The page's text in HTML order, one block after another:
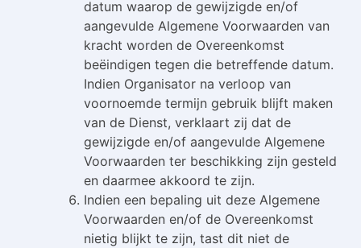
datum waarop de gewijzigde en/of
aangevulde Algemene Voorwaarden van
kracht worden de Overeenkomst
beëindigen tegen die betreffende datum.
Indien Organisator na verloop van
voornoemde termijn gebruik blijft maken
van de Dienst, verklaart zij dat de
gewijzigde en/of aangevulde Algemene
Voorwaarden ter beschikking zijn gesteld
en daarmee akkoord te zijn.
Indien een bepaling uit deze Algemene
Voorwaarden en/of de Overeenkomst
nietig blijkt te zijn, tast dit niet de